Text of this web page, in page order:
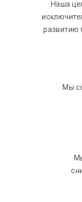
Наша
развитию
Мы